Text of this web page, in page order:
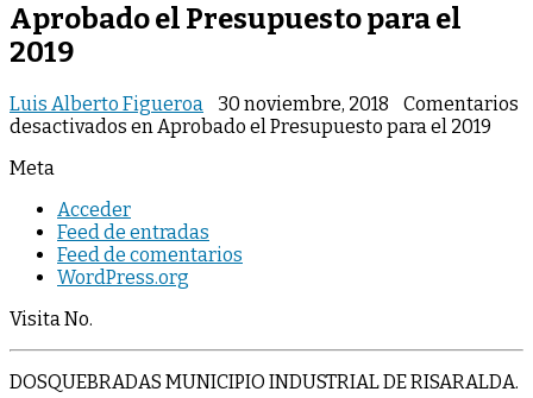
Aprobado el Presupuesto para el
2019
Luis Alberto Figueroa 30 noviembre, 2018
Comentarios
desactivados en Aprobado el Presupuesto para el 2019
Meta
Acceder
Feed de entradas
Feed de comentarios
WordPress.org
Visita No.
DOSQUEBRADAS MUNICIPIO INDUSTRIAL DE RISARALDA.